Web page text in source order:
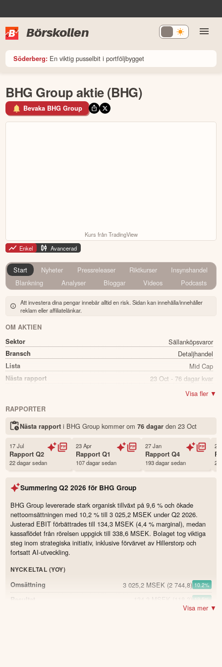
Börskollen
Söderberg: En viktig pusselbit i portföljbygget
BHG Group aktie (BHG)
Bevaka BHG Group
Kurs från TradingView
Enkel
Avancerad
Start Nyheter Pressreleaser Riktkurser
Insynshandel
Blankning
Analyser Bloggar Videos Podcasts
Att investera dina pengar innebär alltid en risk. Sidan kan innehålla/innehåller
reklam eller affiliatelänkar.
OM AKTIEN
Sektor
Sällanköpsvaror
Bransch Detaljhandel
Lista Mid Cap
Nästa rapport 23 Oct - 76 dagar kvar
Nej
Status Noterad
Sverige
Första handelsdag 26 Mar 2018
Antal ägare Avanza
Källa:Börsdata
Visa fler ▼
RAPPORTER
Nästa rapport i BHG Group kommer om 76 dagarden 23 Oct
17 Jul
RapportQ2
22 dagar sedan
23 Apr
RapportQ1
107 dagar sedan
27 Jan
RapportQ4
193 dagar sedan
24
Summering Q2 2026 för BHG Group
BHG Group levererade stark organisk tillväxt på 9,6 % och ökade
nettoomsättningen med 10,2 % till 3 025,2 MSEK under Q2 2026.
Justerad EBIT förbättrades till 134,3 MSEK (4,4 % marginal), medan
kassaflödet från rörelsen uppgick till 338,6 MSEK. Bolaget tog viktiga
steg inom strategiska initiativ, inklusive förvärvet av Hillerstorp och
fortsatt AI-utveckling.
NYCKELTAL (YOY)
Omsättning
3 025,2 MSEK (2 744,8) 10.2%
Resultat 134,3 MSEK 13.5%
Visa mer ▼